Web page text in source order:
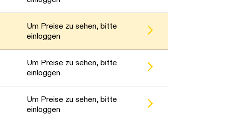
Bitte warten...
Um Preise zu sehen, bitte
einloggen
Bitte warten...
Um Preise zu sehen, bitte
einloggen
Bitte warten...
Um Preise zu sehen, bitte
einloggen